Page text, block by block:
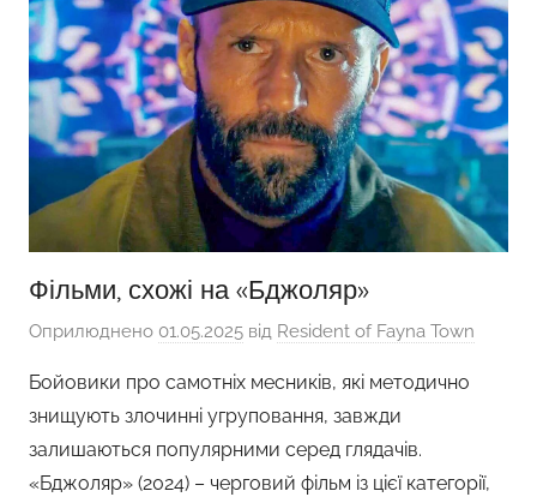
Фільми, схожі на «Бджоляр»
Оприлюднено 01.05.2025 від Resident of Fayna Town
Бойовики про самотніх месників, які методично
знищують злочинні угруповання, завжди
залишаються популярними серед глядачів.
«Бджоляр» (2024) – черговий фільм із цієї категорії,